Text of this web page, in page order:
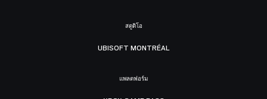
สตูดิโอ
UBISOFT MONTRÉAL
แพลตฟอร์ม